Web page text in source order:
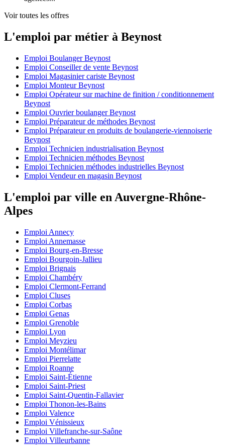
Voir toutes les offres
L'emploi par métier à Beynost
Emploi Boulanger Beynost
Emploi Conseiller de vente Beynost
Emploi Magasinier cariste Beynost
Emploi Monteur Beynost
Emploi Opérateur sur machine de finition / conditionnement
Beynost
Emploi Ouvrier boulanger Beynost
Emploi Préparateur de méthodes Beynost
Emploi Préparateur en produits de boulangerie-viennoiserie
Beynost
Emploi Technicien industrialisation Beynost
Emploi Technicien méthodes Beynost
Emploi Technicien méthodes industrielles Beynost
Emploi Vendeur en magasin Beynost
L'emploi par ville en Auvergne-Rhône-
Alpes
Emploi Annecy
Emploi Annemasse
Emploi Bourg-en-Bresse
Emploi Bourgoin-Jallieu
Emploi Brignais
Emploi Chambéry
Emploi Clermont-Ferrand
Emploi Cluses
Emploi Corbas
Emploi Genas
Emploi Grenoble
Emploi Lyon
Emploi Meyzieu
Emploi Montélimar
Emploi Pierrelatte
Emploi Roanne
Emploi Saint-Étienne
Emploi Saint-Priest
Emploi Saint-Quentin-Fallavier
Emploi Thonon-les-Bains
Emploi Valence
Emploi Vénissieux
Emploi Villefranche-sur-Saône
Emploi Villeurbanne